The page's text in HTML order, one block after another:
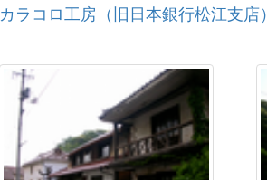
カラコロ工房（旧日本銀行松江支店